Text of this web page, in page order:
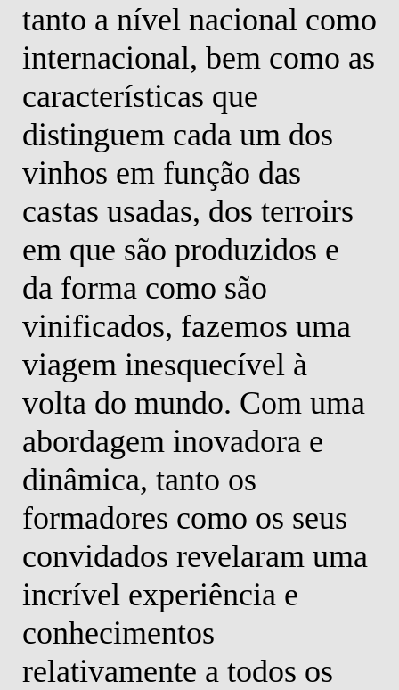
tanto a nível nacional como
internacional, bem como as
características que
distinguem cada um dos
vinhos em função das
castas usadas, dos terroirs
em que são produzidos e
da forma como são
vinificados, fazemos uma
viagem inesquecível à
volta do mundo. Com uma
abordagem inovadora e
dinâmica, tanto os
formadores como os seus
convidados revelaram uma
incrível experiência e
conhecimentos
relativamente a todos os